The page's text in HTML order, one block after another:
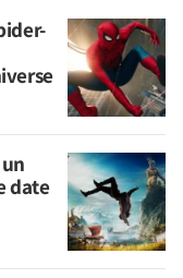
date